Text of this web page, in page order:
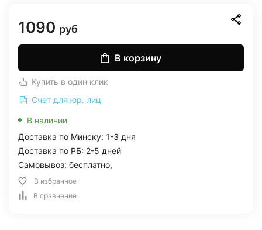
1090 руб
В корзину
Купить в один клик
Счет для юр. лиц
В наличии
Доставка по Минску: 1-3 дня
Доставка по РБ: 2-5 дней
Самовывоз: бесплатно,
В избранное
В сравнение